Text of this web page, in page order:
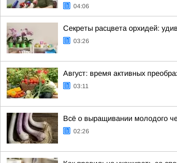
04:06
Секреты расцвета орхидей:
03:26
Август: время активных
03:11
Всё о выращивании молодого
02:26